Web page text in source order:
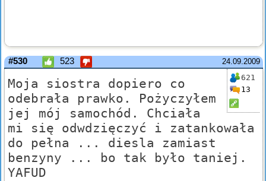
24.09.2009
#530 523
621
13
Moja siostra dopiero co
odebrała prawko. Pożyczyłem
jej mój samochód. Chciała
mi się odwdzięczyć i zatankowała
do pełna ... diesla zamiast
benzyny ... bo tak było taniej.
YAFUD